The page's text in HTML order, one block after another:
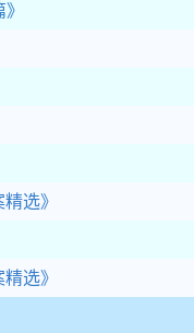
选》
选》